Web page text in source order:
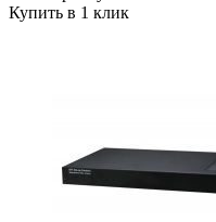
Купить в 1 клик